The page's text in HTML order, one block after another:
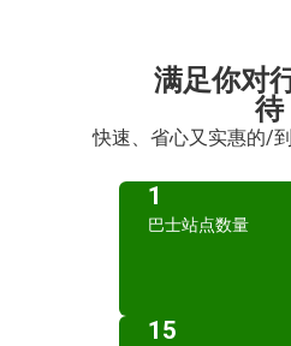
满足你对
待
快速、省心又实惠的/
1
巴士站点数量
15